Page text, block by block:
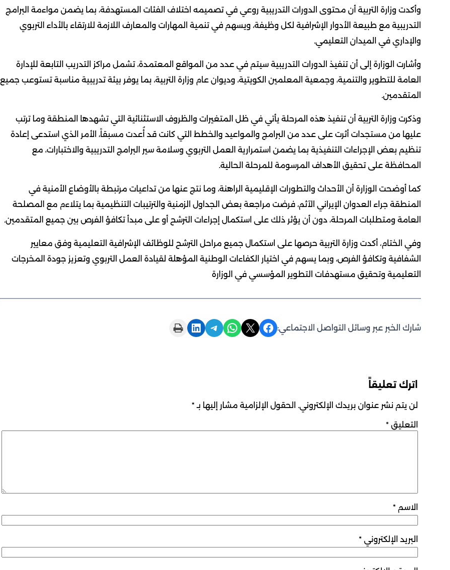
وأكدت وزارة التربية أن محتوى الدورات التدريبية روعي في تصميمه اختلاف الفئات المستهدفة، بما يضمن مواءمة البرامج
التدريبية مع طبيعة الأدوار الإشرافية لكل وظيفة، ويسهم في تنمية المهارات والمعارف اللازمة للارتقاء بالأداء التربوي
والإداري في الميدان التعليمي.
وأشارت الوزارة إلى أن تنفيذ الدورات التدريبية سيتم في عدد من المواقع المعتمدة، تشمل مراكز التدريب التابعة للإدارة
العامة للتطوير والتنمية، وجمعية المعلمين الكويتية، وديوان عام وزارة التربية، بما يوفر بيئة تدريبية مناسبة تستوعب جميع
المتقدمين.
وذكرت وزارة التربية أن تنفيذ هذه المرحلة يأتي في ظل المتغيرات والظروف الاستثنائية التي تشهدها المنطقة وما ترتب
عليها من مستجدات أثرت على عدد من البرامج والمواعيد والخطط التي كانت قد أُعدت مسبقاً، الأمر الذي استدعى إعادة
تنظيم بعض الإجراءات التنفيذية بما يضمن استمرارية العمل التربوي وسلامة سير البرامج التدريبية والاختبارات، مع
المحافظة على تحقيق الأهداف المرسومة للمرحلة الحالية.
كما أوضحت الوزارة أن الأحداث والتطورات الإقليمية الراهنة، وما نتج عنها من تداعيات مرتبطة بالأوضاع الأمنية في
المنطقة جراء العدوان الإيراني الآثم، فرضت مراجعة بعض الجداول الزمنية والترتيبات التنظيمية بما يتلاءم مع المصلحة
العامة ومتطلبات المرحلة، دون أن يؤثر ذلك على استكمال إجراءات الترشح أو على مبدأ تكافؤ الفرص بين جميع المتقدمين.
وفي الختام، أكدت وزارة التربية حرصها على استكمال جميع مراحل الترشح للوظائف الإشرافية التعليمية وفق معايير
الشفافية وتكافؤ الفرص، وبما يسهم في اختيار الكفاءات الوطنية المؤهلة لقيادة العمل التربوي وتعزيز جودة المخرجات
التعليمية وتحقيق مستهدفات التطوير المؤسسي في الوزارة
شارك الخبر عبر وسائل التواصل الاجتماعي: Share on Facebook
Share on X
Share on WhatsApp
Share on Telegram
Share on LinkedIn
Print this Page
اترك تعليقاً
لن يتم نشر عنوان بريدك الإلكتروني. الحقول الإلزامية مشار إليها بـ *
التعليق *
الاسم *
البريد الإلكتروني *